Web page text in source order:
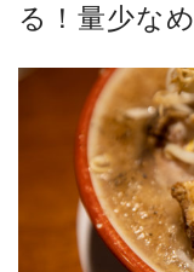
る！量少な